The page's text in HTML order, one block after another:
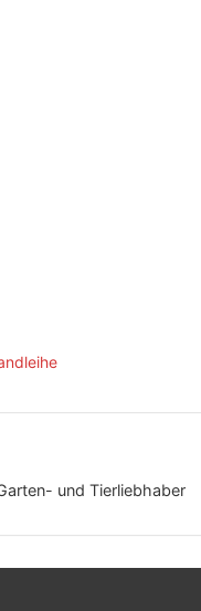
und Tierliebhaber